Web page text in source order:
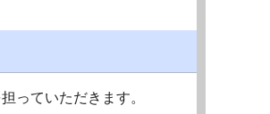
っていただきます。